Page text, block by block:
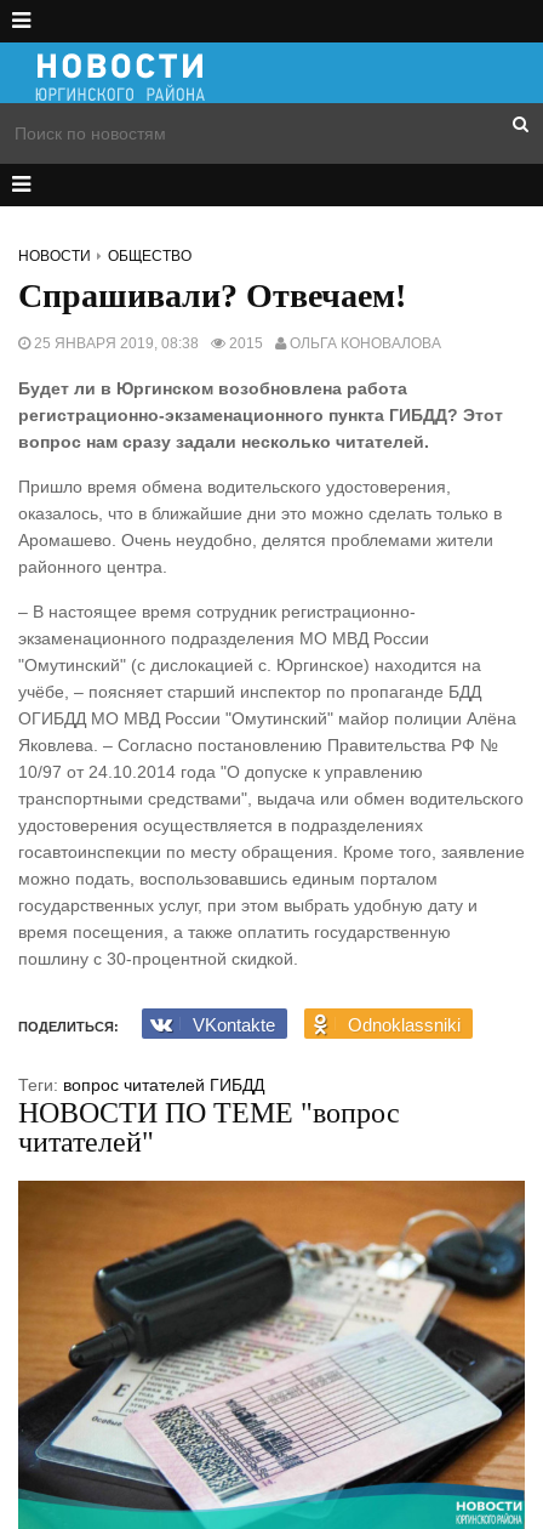
НОВОСТИ ОБЩЕСТВО
Спрашивали? Отвечаем!
25 ЯНВАРЯ 2019, 08:38 2015 ОЛЬГА КОНОВАЛОВА
Будет ли в Юргинском возобновлена работа
регистрационно-экзаменационного пункта ГИБДД? Этот
вопрос нам сразу задали несколько читателей.
Пришло время обмена водительского удостоверения,
оказалось, что в ближайшие дни это можно сделать только в
Аромашево. Очень неудобно, делятся проблемами жители
районного центра.
– В настоящее время сотрудник регистрационно-
экзаменационного подразделения МО МВД России
"Омутинский" (с дислокацией с. Юргинское) находится на
учёбе, – поясняет старший инспектор по пропаганде БДД
ОГИБДД МО МВД России "Омутинский" майор полиции Алёна
Яковлева. – Согласно постановлению Правительства РФ №
10/97 от 24.10.2014 года "О допуске к управлению
транспортными средствами", выдача или обмен водительского
удостоверения осуществляется в подразделениях
госавтоинспекции по месту обращения. Кроме того, заявление
можно подать, воспользовавшись единым порталом
государственных услуг, при этом выбрать удобную дату и
время посещения, а также оплатить государственную
пошлину с 30-процентной скидкой.
ПОДЕЛИТЬСЯ: VKontakte Odnoklassniki
Теги: вопрос читателей ГИБДД
НОВОСТИ ПО ТЕМЕ "вопрос
читателей"